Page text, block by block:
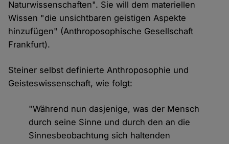
Naturwissenschaften". Sie will dem materiellen
Wissen "die unsichtbaren geistigen Aspekte
hinzufügen" (Anthroposophische Gesellschaft
Frankfurt).
Steiner selbst definierte Anthroposophie und
Geisteswissenschaft, wie folgt:
"Während nun dasjenige, was der Mensch
durch seine Sinne und durch den an die
Sinnesbeobachtung sich haltenden